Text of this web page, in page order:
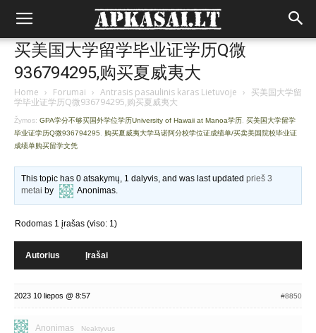
买美国大学留学毕业证学历Q微
936794295,购买夏威夷大
Home › Forumai › Antrasis pasaulinis karas Lietuvoje › 买美国大学留
学毕业证学历Q微936794295,购买夏威夷大
Žymos: GPA学分不够买国外学位学历University of Hawaii at Manoa学历 买美国大学留学
毕业证学历Q微936794295
购买夏威夷大学马诺阿分校学位证成绩单/买卖美国院校毕业证
成绩单购买留学文凭
This topic has 0 atsakymų, 1 dalyvis, and was last updatedprieš 3
metai by Anonimas.
Rodomas 1 įrašas (viso: 1)
Autorius Įrašai
2023 10 liepos @ 8:57 #8850
Anonimas Neaktyvus